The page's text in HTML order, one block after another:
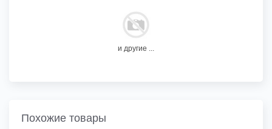
и другие ...
Похожие товары